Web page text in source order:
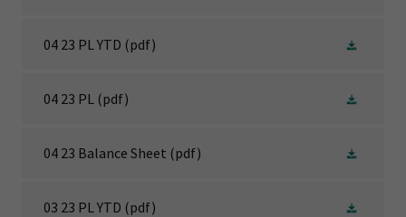
04 23 PL YTD (pdf)
04 23 PL (pdf)
04 23 Balance Sheet (pdf)
03 23 PL YTD (pdf)